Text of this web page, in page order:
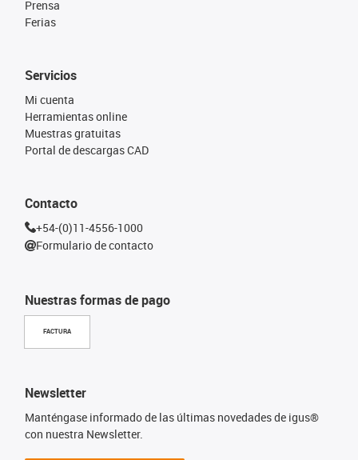
Prensa
Ferias
Nuestras formas de pago
FACTURA
Servicios
Mi cuenta
Herramientas online
Muestras gratuitas
Portal de descargas CAD
Contacto
+54-(0)11-4556-1000
Formulario de contacto
Newsletter
Manténgase informado de las últimas novedades de igus®
con nuestra Newsletter.